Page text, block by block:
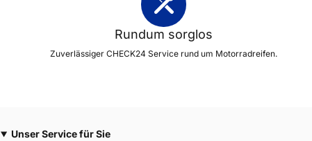
Rundum sorglos
Zuverlässiger CHECK24 Service rund um Motorradreifen.
Unser Service für Sie